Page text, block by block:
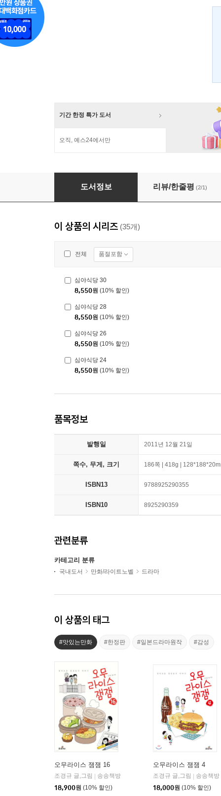
기간 한정 특가 도서
오직, 예스24에서만
심야식당 8 한정판
도서정보 리뷰/한줄평 (2/1)
이 상품의 시리즈 (35개)
전체 품절포함
심야식당 30
8,550원 (10% 할인)
심야식당 28
8,550원 (10% 할인)
심야식당 26
8,550원 (10% 할인)
심야식당 24
8,550원 (10% 할인)
품목정보
발행일 2011년 12월 21일
쪽수, 무게, 크기 186쪽 | 418g |
ISBN13 9788925290355
ISBN10 8925290359
관련분류
카테고리 분류
국내도서 만화/라이트노벨 드라마
이 상품의 태그
#맛있는만화 #한정판 #일본드라마원작 #감성
오무라이스 잼잼 16
조경규 글,그림
송송책방
18,900원 (10% 할인)
오무라이스 잼잼 4
조경규 글,그림
송송책방
18,000원 (10% 할인)